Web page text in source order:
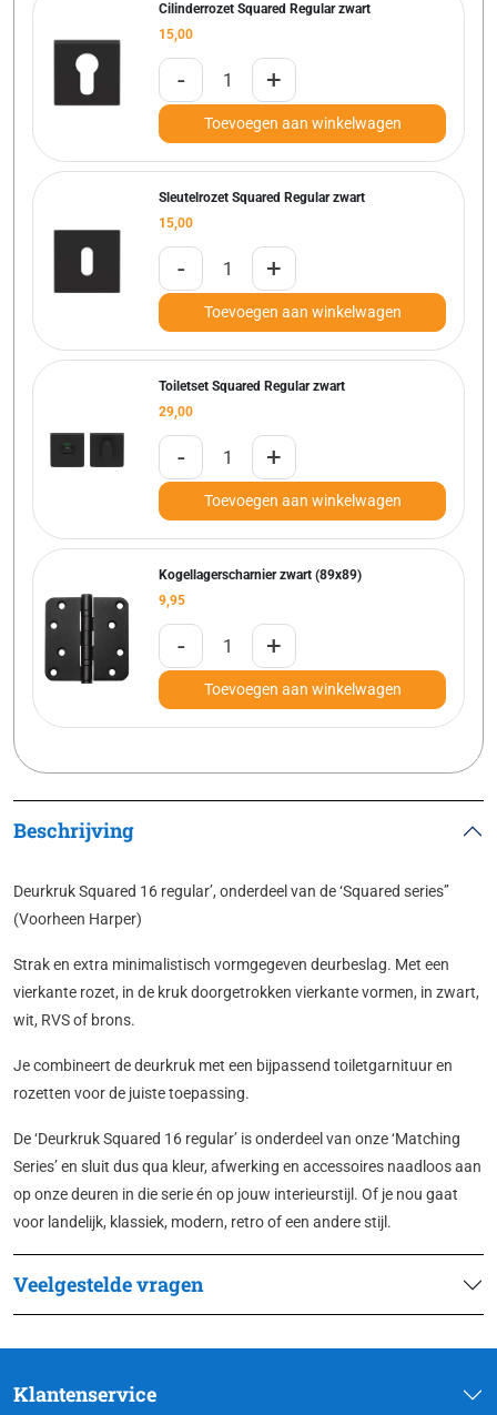
Cilinderrozet Squared Regular zwart
15,00
- +
Toevoegen aan winkelwagen
Sleutelrozet Squared Regular zwart
15,00
- +
Toevoegen aan winkelwagen
Toiletset Squared Regular zwart
29,00
- +
Toevoegen aan winkelwagen
Kogellagerscharnier zwart (89x89)
9,95
- +
Toevoegen aan winkelwagen
Beschrijving
Deurkruk Squared 16 regular’, onderdeel van de ‘Squared series’’
(Voorheen Harper)
Strak en extra minimalistisch vormgegeven deurbeslag. Met een
vierkante rozet, in de kruk doorgetrokken vierkante vormen, in zwart,
wit, RVS of brons.
Je combineert de deurkruk met een bijpassend toiletgarnituur en
rozetten voor de juiste toepassing.
De ‘Deurkruk Squared 16 regular’ is onderdeel van onze ‘Matching
Series’ en sluit dus qua kleur, afwerking en accessoires naadloos aan
op onze deuren in die serie én op jouw interieurstijl. Of je nou gaat
voor landelijk, klassiek, modern, retro of een andere stijl.
Veelgestelde vragen
Klantenservice